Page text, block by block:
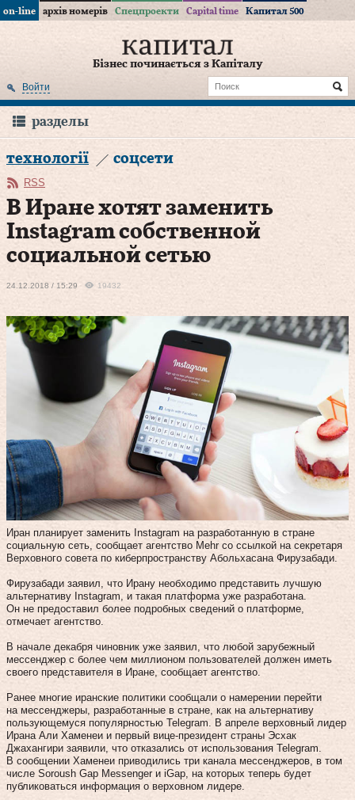
on-line архів номерів Спецпроекти Capital time Капитал 500
Бізнес починається з Капіталу
Войти
разделы
технології соцсети
RSS
В Иране хотят заменить
Instagram собственной
социальной сетью
24.12.2018 / 15:29 19432
Иран планирует заменить Instagram на разработанную в стране
социальную сеть, сообщает агентство Mehr со ссылкой на секретаря
Верховного совета по киберпространству Абольхасана Фирузабади.
Фирузабади заявил, что Ирану необходимо представить лучшую
альтернативу Instagram, и такая платформа уже разработана.
Он не предоставил более подробных сведений о платформе,
отмечает агентство.
В начале декабря чиновник уже заявил, что любой зарубежный
мессенджер с более чем миллионом пользователей должен иметь
своего представителя в Иране, сообщает агентство.
Ранее многие иранские политики сообщали о намерении перейти
на мессенджеры, разработанные в стране, как на альтернативу
пользующемуся популярностью Telegram. В апреле верховный лидер
Ирана Али Хаменеи и первый вице-президент страны Эсхак
Джахангири заявили, что отказались от использования Telegram.
В сообщении Хаменеи приводились три канала мессенджеров, в том
числе Soroush Gap Messenger и iGap, на которых теперь будет
публиковаться информация о верховном лидере.